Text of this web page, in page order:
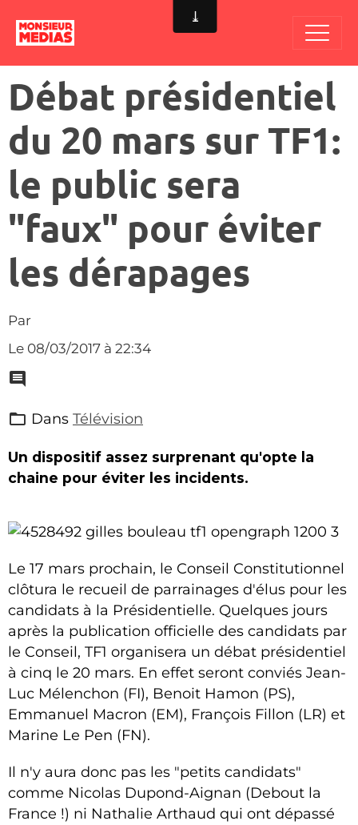
Débat présidentiel
du 20 mars sur TF1:
le public sera
"faux" pour éviter
les dérapages
Par
Le 08/03/2017 à 22:34
Dans Télévision
Un dispositif assez surprenant qu'opte la
chaine pour éviter les incidents.
Le 17 mars prochain, le Conseil Constitutionnel
clôtura le recueil de parrainages d'élus pour les
candidats à la Présidentielle. Quelques jours
après la publication officielle des candidats par
le Conseil, TF1 organisera un débat présidentiel
à cinq le 20 mars. En effet seront conviés Jean-
Luc Mélenchon (FI), Benoit Hamon (PS),
Emmanuel Macron (EM), François Fillon (LR) et
Marine Le Pen (FN).
Il n'y aura donc pas les "petits candidats"
comme Nicolas Dupond-Aignan (Debout la
France !) ni Nathalie Arthaud qui ont dépassé